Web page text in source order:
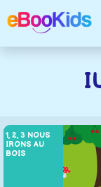
1, 2, 3 NOUS
IRONS AU
BOIS